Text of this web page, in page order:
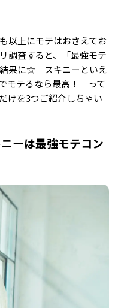
以上にモテはおさえてお
調査すると、「最強モテ
結果に☆ スキニーといえ
モテるなら最高！ って
けを3つご紹介しちゃい
ーは最強モテコン